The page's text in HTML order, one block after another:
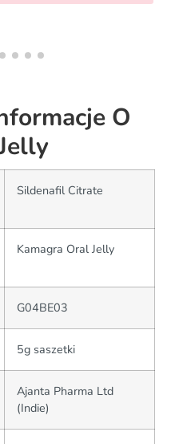
O
Sildenafil Citrate
Kamagra Oral Jelly
G04BE03
5g saszetki
Ajanta Pharma Ltd
(Indie)